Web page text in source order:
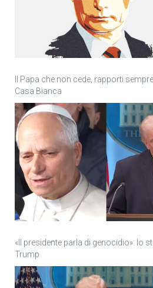
Il Papa che non cede, rapporti
Casa Bianca
«Il presidente parla di genocidio»: lo
Trump